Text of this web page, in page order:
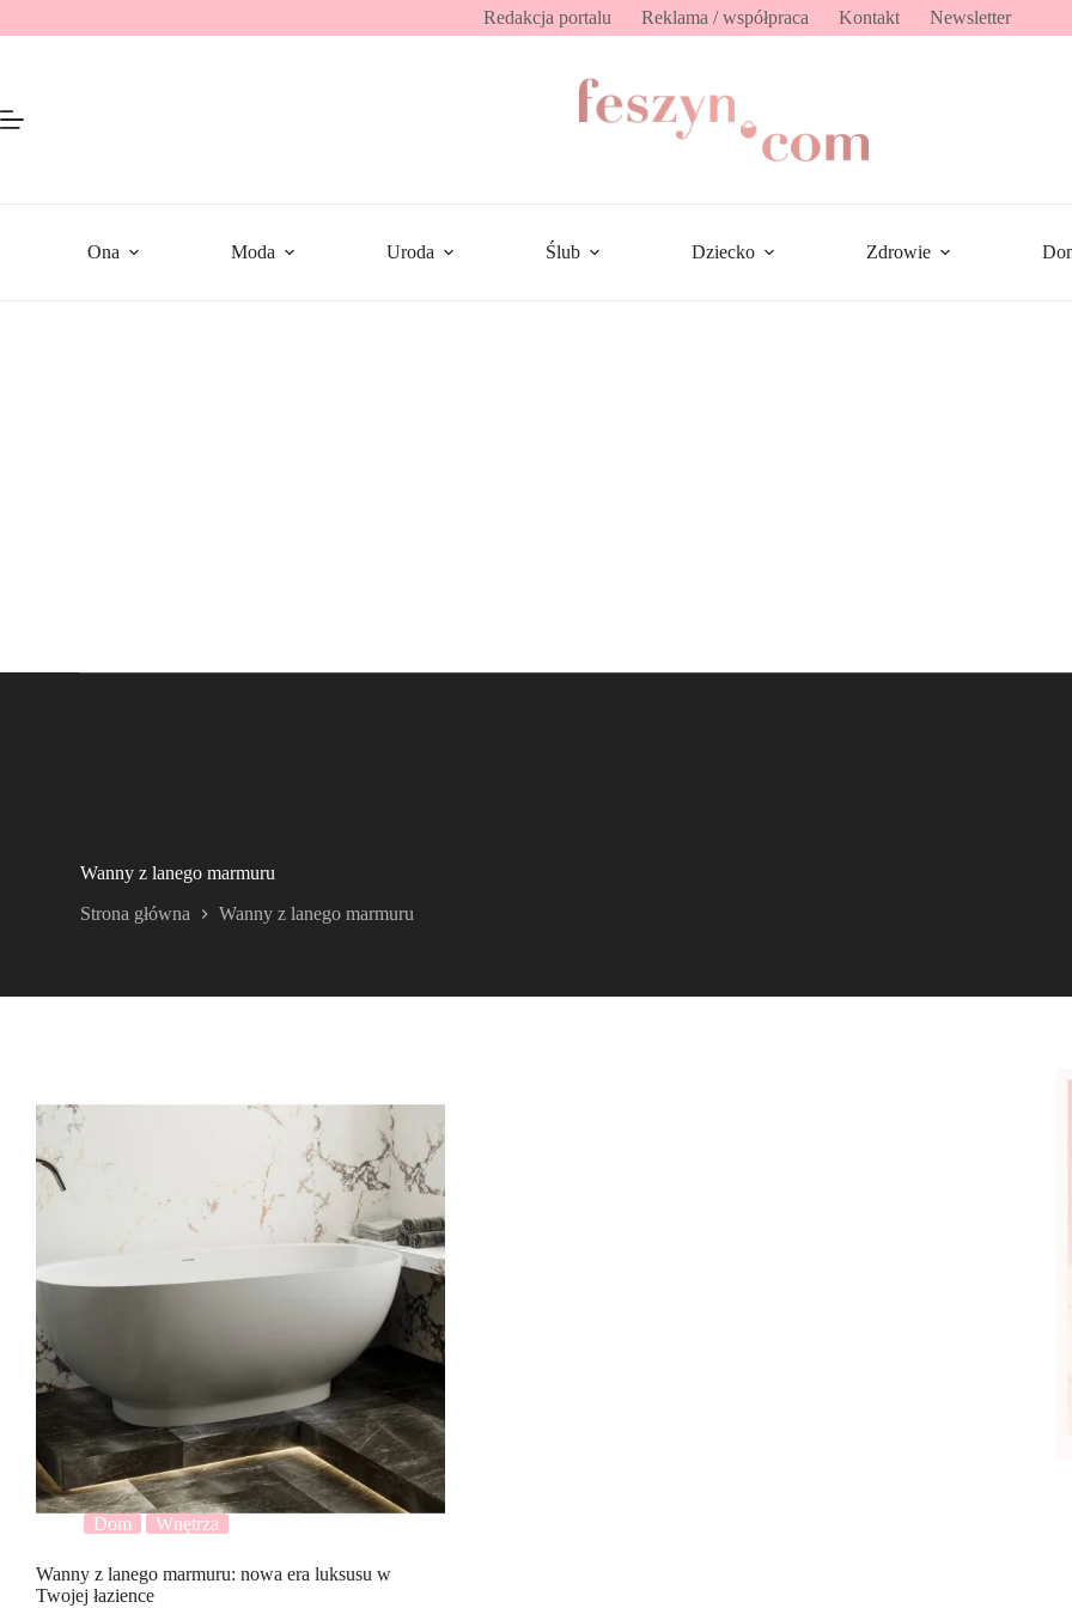
Redakcja portalu Reklama / współpraca Kontakt Newsletter
Ona Moda Uroda Ślub Dziecko Zdrowie
Wanny z lanego marmuru
Strona główna Wanny z lanego marmuru
Dom Wnętrza
Wanny z lanego marmuru: nowa era luksusu w
Twojej łazience